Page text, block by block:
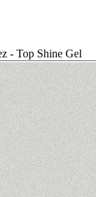
- Top Shine Gel